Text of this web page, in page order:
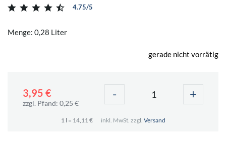
4.75/5
Menge: 0,28 Liter
gerade nicht vorrätig
3,95 €
zzgl. Pfand: 0,25 €
- +
1 l = 14,11 € inkl. MwSt. zzgl. Versand